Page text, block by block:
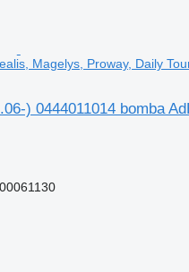
Magelys, Proway, Daily
) 0444011014 bomba